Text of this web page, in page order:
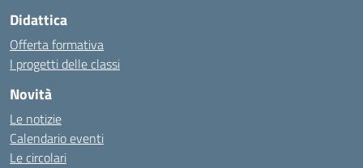
Didattica
Offerta formativa
I progetti delle classi
Novità
Le notizie
Calendario eventi
Le circolari